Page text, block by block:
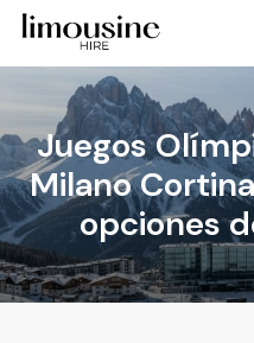
Juegos
Milano
opciones